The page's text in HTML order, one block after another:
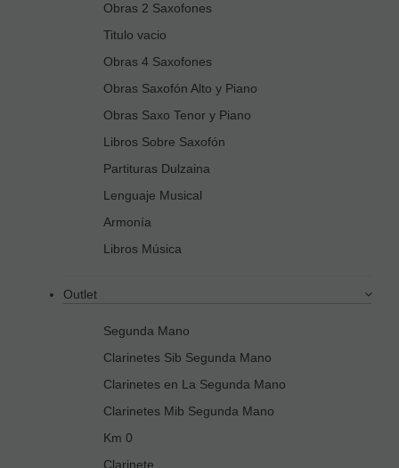
Obras 2 Saxofones
Titulo vacio
Obras 4 Saxofones
Obras Saxofón Alto y Piano
Obras Saxo Tenor y Piano
Libros Sobre Saxofón
Partituras Dulzaina
Lenguaje Musical
Armonía
Libros Música
Outlet
Segunda Mano
Clarinetes Sib Segunda Mano
Clarinetes en La Segunda Mano
Clarinetes Mib Segunda Mano
Km 0
Clarinete